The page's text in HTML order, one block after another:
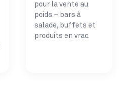
pour la vente au
poids – bars à
salade, buffets et
produits en vrac.